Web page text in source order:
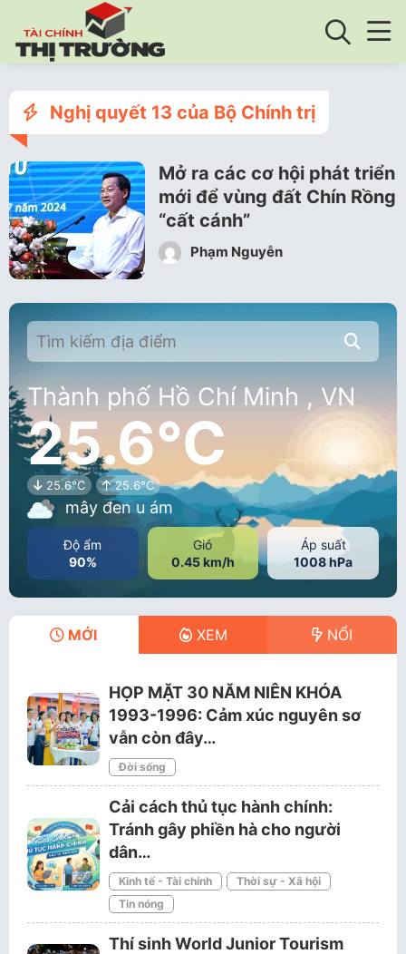
Nghị quyết 13 của Bộ Chính trị
Mở ra các cơ hội phát triển
mới để vùng đất Chín Rồng
“cất cánh”
Phạm Nguyễn
Thành phố Hồ Chí Minh , VN
25.6°C
25.6°C 25.6°C
mây đen u ám
Độ ẩm
90%
Gió
0.45 km/h
Áp suất
1008 hPa
MỚI XEM NỔI
HỌP MẶT 30 NĂM NIÊN KHÓA
1993-1996: Cảm xúc nguyên sơ
vẫn còn đây…
Đời sống
Cải cách thủ tục hành chính:
Tránh gây phiền hà cho người
dân…
Kinh tế - Tài chính
Thời sự - Xã hội
Tin nóng
Thí sinh World Junior Tourism